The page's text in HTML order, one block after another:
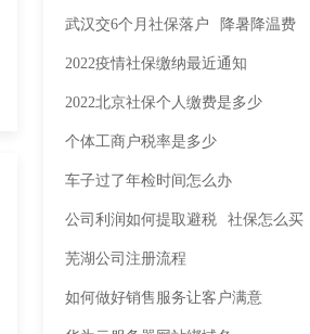
武汉交6个月社保落户 降暑降温费
2022疫情社保缴纳最近通知
2022北京社保个人缴费是多少
个体工商户税率是多少
车子过了年检时间怎么办
公司利润如何提取避税 社保怎么买
芜湖公司注册流程
如何做好销售服务让客户满意